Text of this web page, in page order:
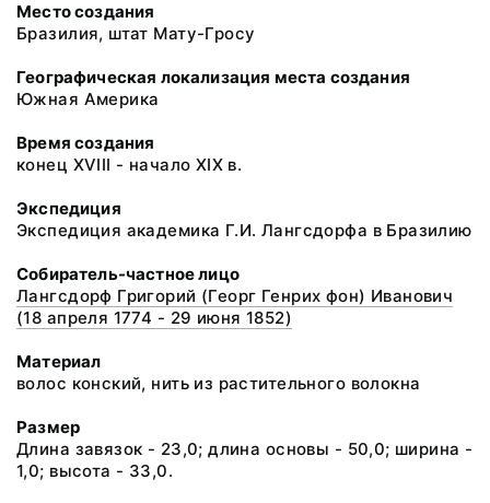
Место создания
Бразилия, штат Мату-Гросу
Географическая локализация места создания
Южная Америка
Время создания
конец XVIII - начало XIX в.
Экспедиция
Экспедиция академика Г.И. Лангсдорфа в Бразилию
Собиратель-частное лицо
Лангсдорф Григорий (Георг Генрих фон) Иванович
(18 апреля 1774 - 29 июня 1852)
Материал
волос конский, нить из растительного волокна
Размер
Длина завязок - 23,0; длина основы - 50,0; ширина -
1,0; высота - 33,0.